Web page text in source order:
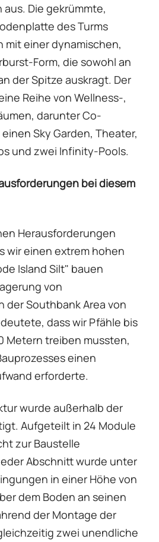
Die gekrümmte,
des Turms
mit einer dynamischen,
Form, die sowohl an
der Spitze auskragt. Der
Reihe von Wellness-,
darunter Co-
Sky Garden, Theater,
und zwei Infinity-Pools.
bei diesem
Herausforderungen
wir einen extrem hohen
Island Silt" bauen
von
der Southbank Area von
dass wir Pfähle bis
Metern treiben mussten,
einen
erforderte.
wurde außerhalb der
Aufgeteilt in 24 Module
zur Baustelle
Abschnitt wurde unter
in einer Höhe von
dem Boden an seinen
der Montage der
zwei unendliche